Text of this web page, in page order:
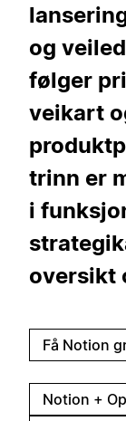
og
følger
veikart
trinn er
i
oversikt
Få Notion
Notion +